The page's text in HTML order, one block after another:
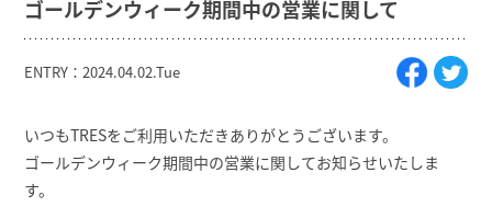
ゴールデンウィーク期間中の営業に関して
ENTRY：2024.04.02.Tue
いつもTRESをご利用いただきありがとうございます。
ゴールデンウィーク期間中の営業に関してお知らせいたしま
す。